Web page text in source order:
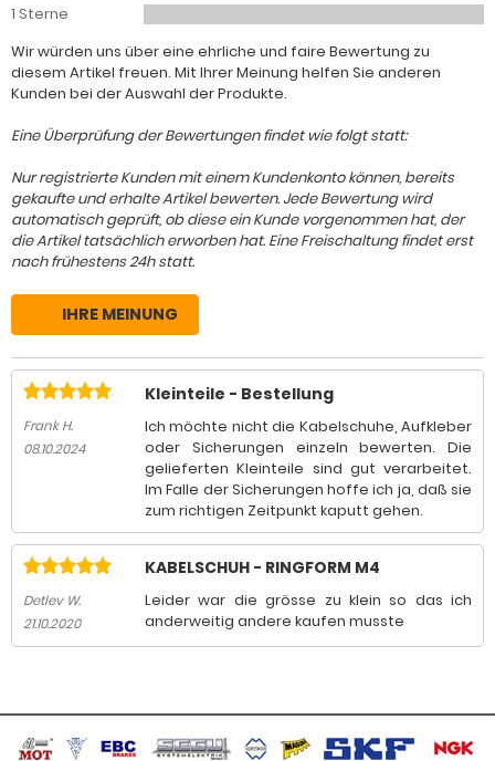
1 Sterne
Wir würden uns über eine ehrliche und faire Bewertung zu
diesem Artikel freuen. Mit Ihrer Meinung helfen Sie anderen
Kunden bei der Auswahl der Produkte.
Eine Überprüfung der Bewertungen findet wie folgt statt:
Nur registrierte Kunden mit einem Kundenkonto können, bereits
gekaufte und erhalte Artikel bewerten. Jede Bewertung wird
automatisch geprüft, ob diese ein Kunde vorgenommen hat, der
die Artikel tatsächlich erworben hat. Eine Freischaltung findet erst
nach frühestens 24h statt.
IHRE MEINUNG
Frank H.
08.10.2024
Kleinteile - Bestellung
Ich möchte nicht die Kabelschuhe, Aufkleber
oder Sicherungen einzeln bewerten. Die
gelieferten Kleinteile sind gut verarbeitet.
Im Falle der Sicherungen hoffe ich ja, daß sie
zum richtigen Zeitpunkt kaputt gehen.
Detlev W.
21.10.2020
KABELSCHUH - RINGFORM M4
Leider war die grösse zu klein so das ich
anderweitig andere kaufen musste